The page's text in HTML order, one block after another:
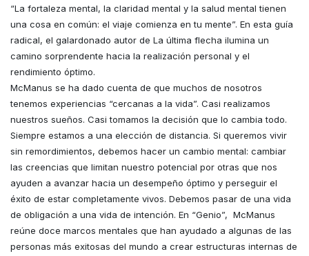
“La fortaleza mental, la claridad mental y la salud mental tienen
una cosa en común: el viaje comienza en tu mente”. En esta guía
radical, el galardonado autor de La última flecha ilumina un
camino sorprendente hacia la realización personal y el
rendimiento óptimo.
McManus se ha dado cuenta de que muchos de nosotros
tenemos experiencias “cercanas a la vida”. Casi realizamos
nuestros sueños. Casi tomamos la decisión que lo cambia todo.
Siempre estamos a una elección de distancia. Si queremos vivir
sin remordimientos, debemos hacer un cambio mental: cambiar
las creencias que limitan nuestro potencial por otras que nos
ayuden a avanzar hacia un desempeño óptimo y perseguir el
éxito de estar completamente vivos. Debemos pasar de una vida
de obligación a una vida de intención. En “Genio”, McManus
reúne doce marcos mentales que han ayudado a algunas de las
personas más exitosas del mundo a crear estructuras internas de